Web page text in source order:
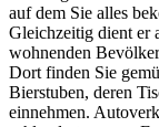
auf dem Sie alles
Gleichzeitig dient er
wohnenden
Dort finden Sie
Bierstuben, deren
einnehmen.